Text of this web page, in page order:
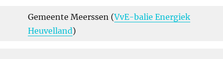
Gemeente Meerssen (VvE-balie Energiek
Heuvelland)